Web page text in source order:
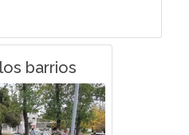
barrios